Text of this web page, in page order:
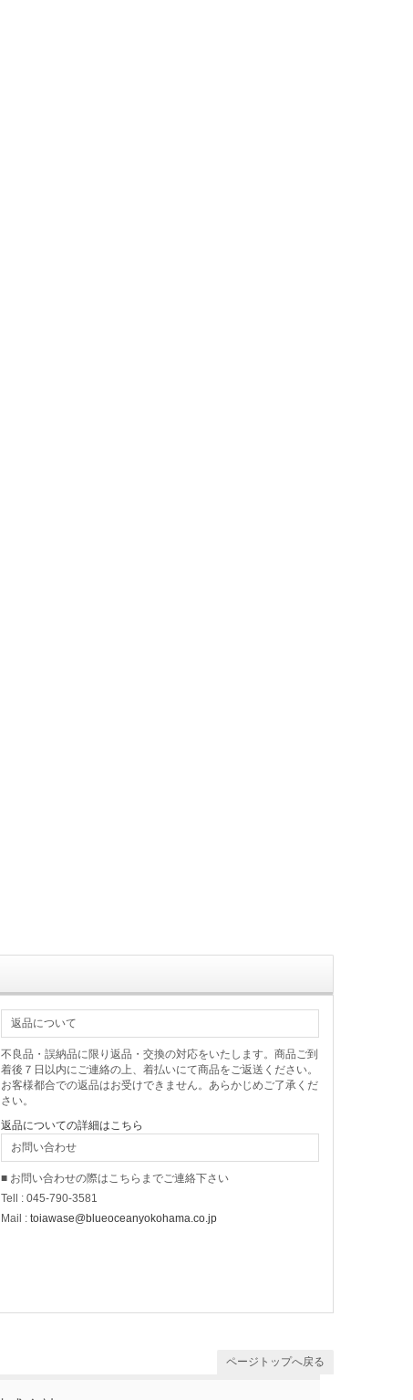
返品について
不良品・誤納品に限り返品・交換の対応をいたします。商品ご到
着後７日以内にご連絡の上、着払いにて商品をご返送ください。
お客様都合での返品はお受けできません。あらかじめご了承くだ
さい。
返品についての詳細はこちら
お問い合わせ
■ お問い合わせの際はこちらまでご連絡下さい
Tell : 045-790-3581
Mail : toiawase@blueoceanyokohama.co.jp
ページトップへ戻る